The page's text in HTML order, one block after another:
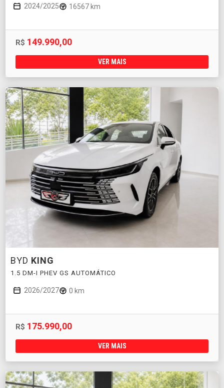
2024/2025 16567 km
R$ 149.990,00
VER MAIS
BYD KING
1.5 DM-I PHEV GS AUTOMÁTICO
2026/2027 0 km
R$ 175.990,00
VER MAIS